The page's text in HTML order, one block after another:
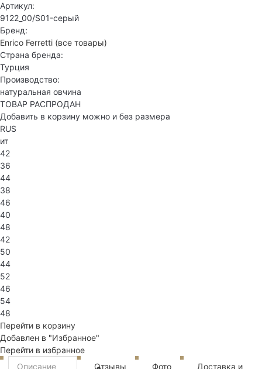
Артикул:
9122_00/S01-серый
Бренд:
Enrico Ferretti (все товары)
Страна бренда:
Турция
Производство:
натуральная овчина
ТОВАР РАСПРОДАН
Добавить в корзину можно и без размера
RUS
ит
42
36
44
38
46
40
48
42
50
44
52
46
54
48
Перейти в корзину
Добавлен в "Избранное"
Перейти в избранное
Описание
Отзывы Фото Доставка и